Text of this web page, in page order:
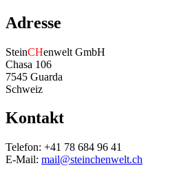
Adresse
SteinCHenwelt GmbH
Chasa 106
7545 Guarda
Schweiz
Kontakt
Telefon: +41 78 684 96 41
E-Mail: mail@steinchenwelt.ch